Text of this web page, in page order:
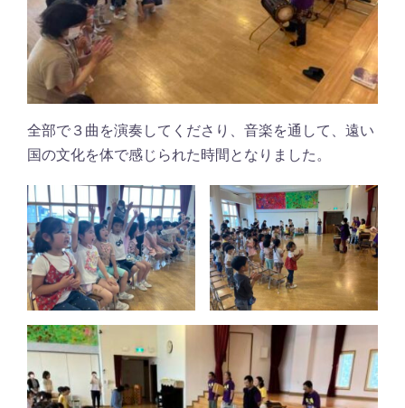
全部で３曲を演奏してくださり、音楽を通して、遠い
国の文化を体で感じられた時間となりました。